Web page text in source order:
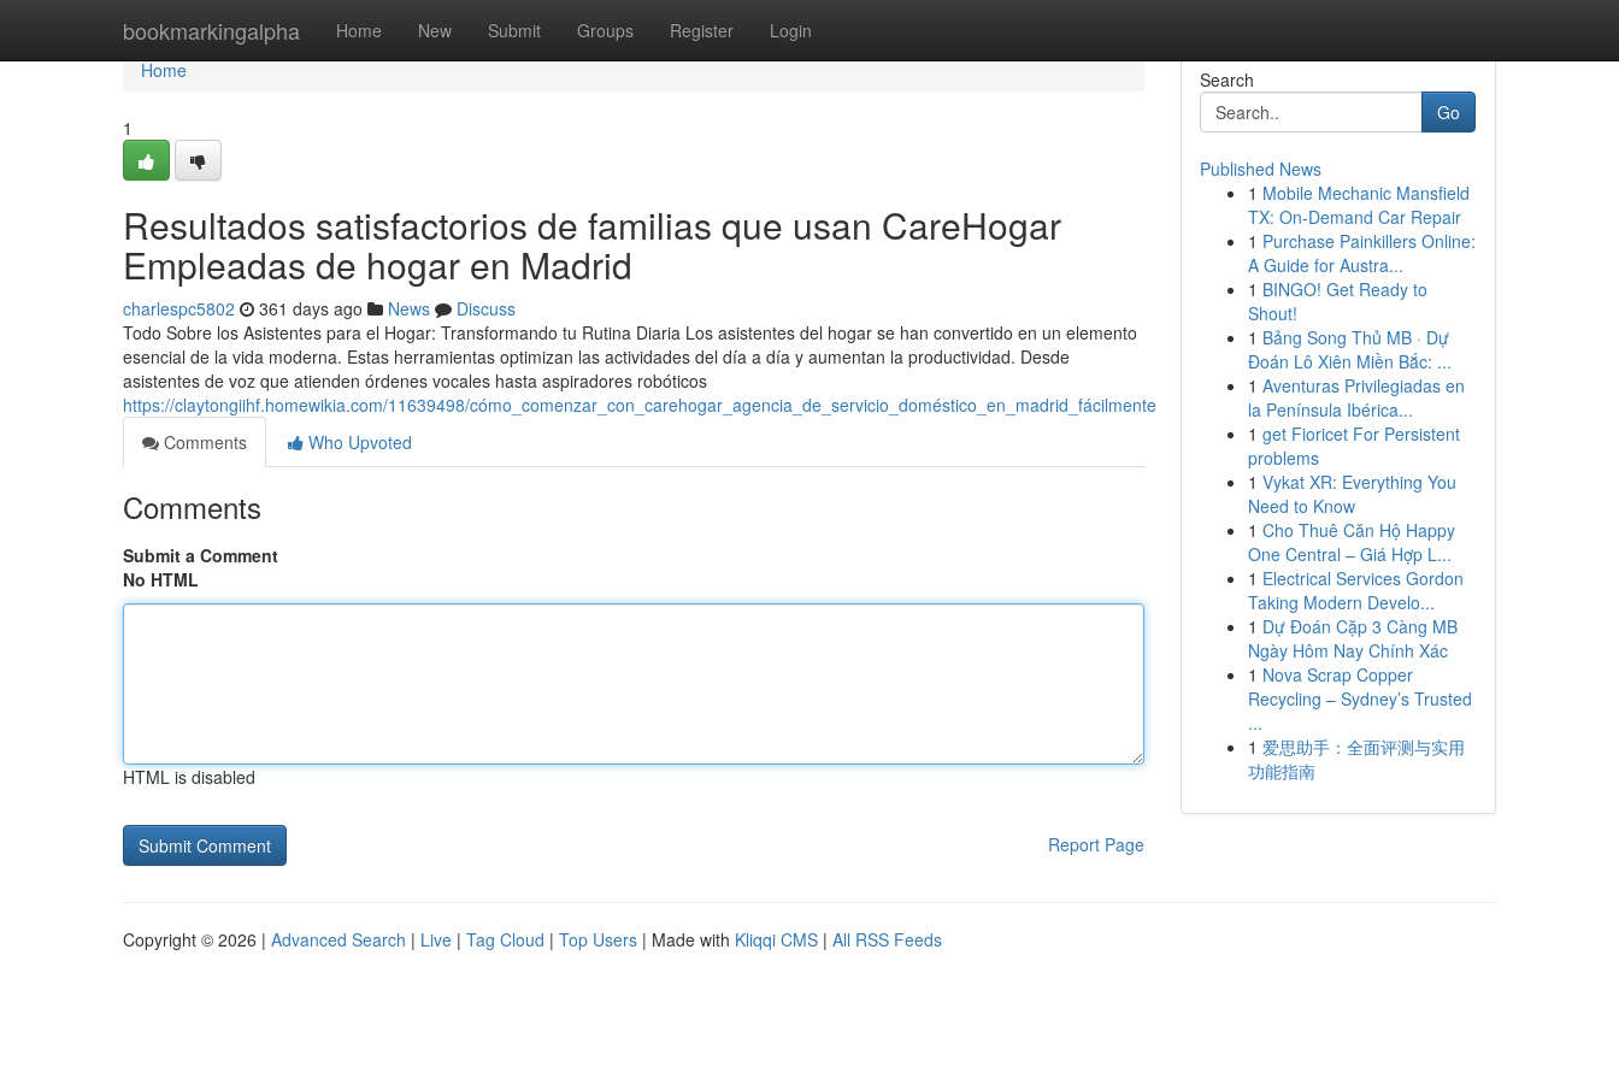
bookmarkingalpha Home New Submit Groups Register Login
Home
Home
1
Resultados satisfactorios de familias que usan CareHogar
Empleadas de hogar en Madrid
charlespc5802 361 days ago News
Discuss
Todo Sobre los Asistentes para el Hogar: Transformando tu Rutina Diaria Los asistentes del hogar se han convertido en un elemento
esencial de la vida moderna. Estas herramientas optimizan las actividades del día a día y aumentan la productividad. Desde
asistentes de voz que atienden órdenes vocales hasta aspiradores robóticos
https://claytongiihf.homewikia.com/11639498/cómo_comenzar_con_carehogar_agencia_de_servicio_doméstico_en_madrid_fácilmente
Comments
Who Upvoted
Comments
Submit a Comment
No HTML
HTML is disabled
Report Page
Search
Go
Published News
1 Mobile Mechanic Mansfield
TX: On-Demand Car Repair
1 Purchase Painkillers Online:
A Guide for Austra...
1 BINGO! Get Ready to
Shout!
1 Bảng Song Thủ MB · Dự
Đoán Lô Xiên Miền Bắc: ...
1 Aventuras Privilegiadas en
la Península Ibérica...
1 get Fioricet For Persistent
problems
1 Vykat XR: Everything You
Need to Know
1 Cho Thuê Căn Hộ Happy
One Central – Giá Hợp L...
1 Electrical Services Gordon
Taking Modern Develo...
1 Dự Đoán Cặp 3 Càng MB
Ngày Hôm Nay Chính Xác
1 Nova Scrap Copper
Recycling – Sydney’s Trusted
...
1 爱思助手：全面评测与实用
功能指南
Copyright © 2026 | Advanced Search | Live | Tag Cloud | Top Users | Made with Kliqqi CMS | All RSS Feeds